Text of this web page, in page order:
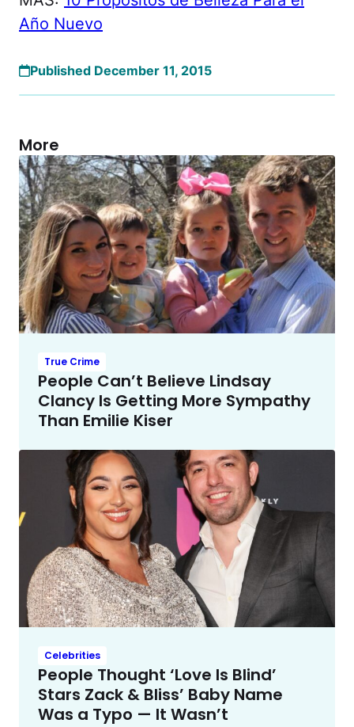
Año Nuevo
Published December 11, 2015
More
True Crime
People Can’t Believe Lindsay
Clancy Is Getting More Sympathy
Than Emilie Kiser
Celebrities
People Thought ‘Love Is Blind’
Stars Zack & Bliss’ Baby Name
Was a Typo — It Wasn’t